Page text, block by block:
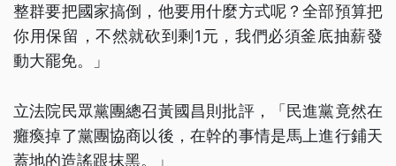
整群要把國家搞倒，他要用什麼方式呢？全部預算把
你用保留，不然就砍到剩1元，我們必須釜底抽薪發
動大罷免。」
立法院民眾黨團總召黃國昌則批評，「民進黨竟然在
癱瘓掉了黨團協商以後，在幹的事情是馬上進行鋪天
蓋地的造謠跟抹黑。」